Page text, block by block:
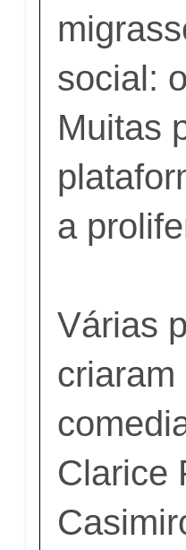
social:
Muitas
a
Várias
Clarice